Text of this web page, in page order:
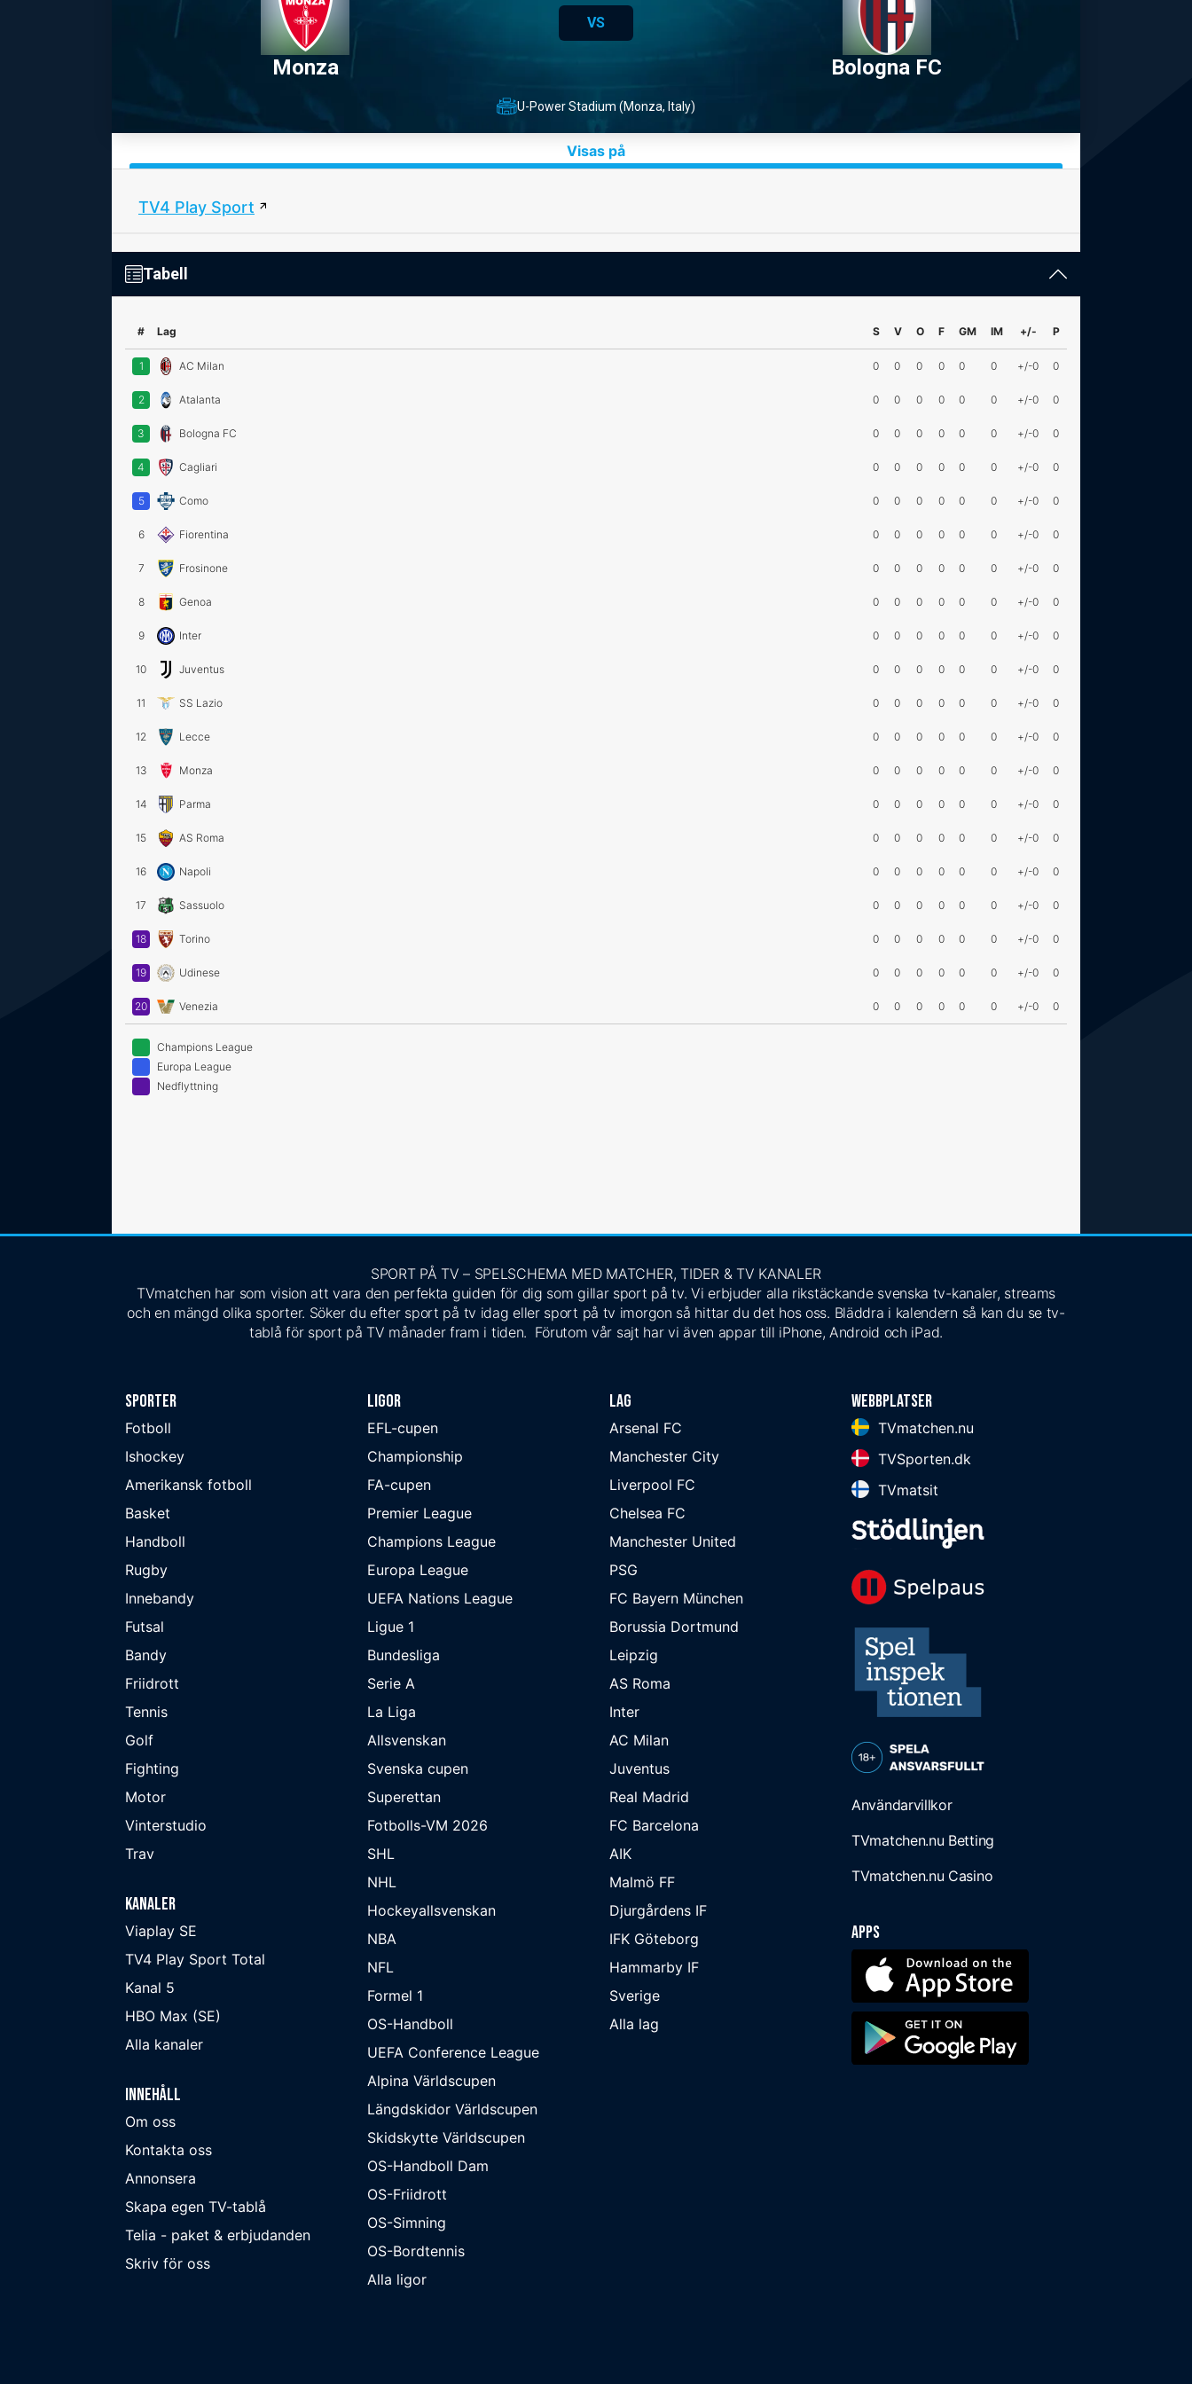
Monza
VS
Bologna FC
U-Power Stadium (Monza, Italy)
Visas på
TV4 Play Sport
Tabell
# Lag S V O F GM IM +/- P
1 AC Milan 0 0 0 0 0 0 +/-0 0
2 Atalanta 0 0 0 0 0 0 +/-0 0
3 Bologna FC 0 0 0 0 0 0 +/-0 0
4 Cagliari 0 0 0 0 0 0 +/-0 0
5 Como 0 0 0 0 0 0 +/-0 0
6 Fiorentina 0 0 0 0 0 0 +/-0 0
7 Frosinone 0 0 0 0 0 0 +/-0 0
8 Genoa 0 0 0 0 0 0 +/-0 0
9 Inter 0 0 0 0 0 0 +/-0 0
10 Juventus 0 0 0 0 0 0 +/-0 0
11 SS Lazio 0 0 0 0 0 0 +/-0 0
12 Lecce 0 0 0 0 0 0 +/-0 0
13 Monza 0 0 0 0 0 0 +/-0 0
14 Parma 0 0 0 0 0 0 +/-0 0
15 AS Roma 0 0 0 0 0 0 +/-0 0
16 Napoli 0 0 0 0 0 0 +/-0 0
17 Sassuolo 0 0 0 0 0 0 +/-0 0
18 Torino 0 0 0 0 0 0 +/-0 0
19 Udinese 0 0 0 0 0 0 +/-0 0
20 Venezia 0 0 0 0 0 0 +/-0 0
Champions League
Europa League
Nedflyttning
SPORT PÅ TV – SPELSCHEMA MED MATCHER, TIDER & TV KANALER
TVmatchen har som vision att vara den perfekta guiden för dig som gillar sport på tv. Vi erbjuder alla rikstäckande svenska tv-kanaler, streams
och en mängd olika sporter. Söker du efter sport på tv idag eller sport på tv imorgon så hittar du det hos oss. Bläddra i kalendern så kan du se tv-
tablå för sport på TV månader fram i tiden. Förutom vår sajt har vi även appar till iPhone, Android och iPad.
Sporter
Fotboll
Ishockey
Amerikansk fotboll
Basket
Handboll
Rugby
Innebandy
Futsal
Bandy
Friidrott
Tennis
Golf
Fighting
Motor
Vinterstudio
Trav
Kanaler
Viaplay SE
TV4 Play Sport Total
Kanal 5
HBO Max (SE)
Alla kanaler
Innehåll
Om oss
Kontakta oss
Annonsera
Skapa egen TV-tablå
Telia - paket & erbjudanden
Skriv för oss
Ligor
EFL-cupen
Championship
FA-cupen
Premier League
Champions League
Europa League
UEFA Nations League
Ligue 1
Bundesliga
Serie A
La Liga
Allsvenskan
Svenska cupen
Superettan
Fotbolls-VM 2026
SHL
NHL
Hockeyallsvenskan
NBA
NFL
Formel 1
OS-Handboll
UEFA Conference League
Alpina Världscupen
Längdskidor Världscupen
Skidskytte Världscupen
OS-Handboll Dam
OS-Friidrott
OS-Simning
OS-Bordtennis
Alla ligor
Lag
Arsenal FC
Manchester City
Liverpool FC
Chelsea FC
Manchester United
PSG
FC Bayern München
Borussia Dortmund
Leipzig
AS Roma
Inter
AC Milan
Juventus
Real Madrid
FC Barcelona
AIK
Malmö FF
Djurgårdens IF
IFK Göteborg
Hammarby IF
Sverige
Alla lag
Webbplatser
TVmatchen.nu
TVSporten.dk
TVmatsit
Användarvillkor
TVmatchen.nu Betting
TVmatchen.nu Casino
Apps